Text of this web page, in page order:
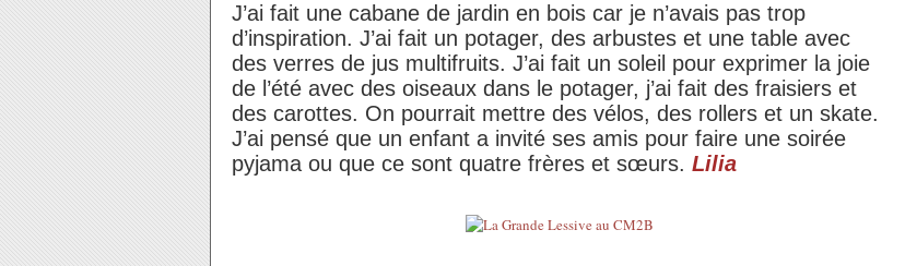
J’ai fait une cabane de jardin en bois car je n’avais pas trop
d’inspiration. J’ai fait un potager, des arbustes et une table avec
des verres de jus multifruits. J’ai fait un soleil pour exprimer la joie
de l’été avec des oiseaux dans le potager, j’ai fait des fraisiers et
des carottes. On pourrait mettre des vélos, des rollers et un skate.
J’ai pensé que un enfant a invité ses amis pour faire une soirée
pyjama ou que ce sont quatre frères et sœurs. Lilia